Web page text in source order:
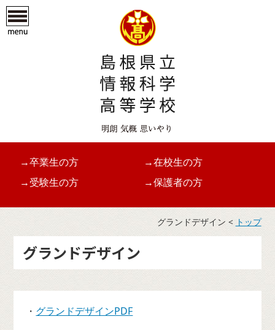
→卒業生の方
→在校生の方
→受験生の方
→保護者の方
グランドデザイン < トップ
グランドデザイン
・ グランドデザインPDF